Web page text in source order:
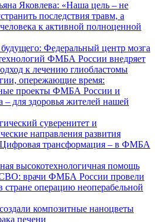
Яковлева: «Наша цель – не
последствия травм, а
к активной полноценной
Федеральный центр мозга
ФМБА России внедряет
к лечению глиобластомы
опережающие время:
проекты ФМБА России и
– для здоровья жителей нашей
суверенитет и
направления развития
трансформация – в ФМБА
высокотехнологичная помощь
врачи ФМБА России провели
стране операцию неоперабельной
композитные наноцветы
печени